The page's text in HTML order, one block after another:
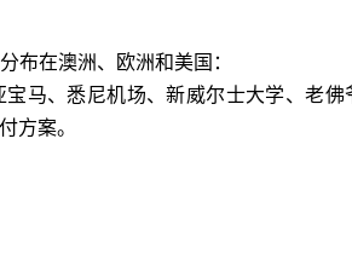
布在澳洲、欧洲和美国：
马、悉尼机场、新威尔士大学、老
方案。